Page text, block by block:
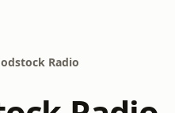
Radio